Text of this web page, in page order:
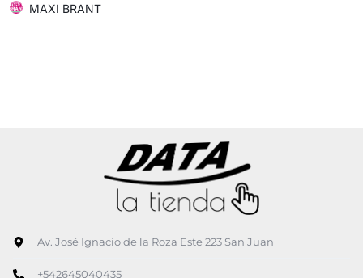
MAXI BRANT
Av. José Ignacio de la Roza Este 223 San Juan
+542645040435